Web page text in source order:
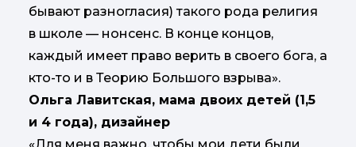
бывают разногласия) такого рода религия
в школе — нонсенс. В конце концов,
каждый имеет право верить в своего бога, а
кто-то и в Теорию Большого взрыва».
Ольга Лавитская, мама двоих детей (1,5
и 4 года), дизайнер